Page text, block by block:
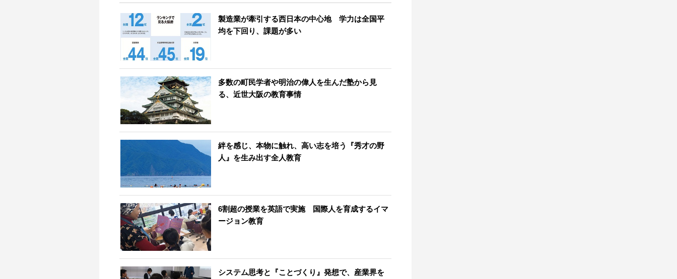
製造業が牽引する西日本の中心地 学力は全国平
均を下回り、課題が多い
多数の町民学者や明治の偉人を生んだ塾から見
る、近世大阪の教育事情
絆を感じ、本物に触れ、高い志を培う『秀才の野
人』を生み出す全人教育
6割超の授業を英語で実施 国際人を育成するイマ
ージョン教育
システム思考と『ことづくり』発想で、産業界を